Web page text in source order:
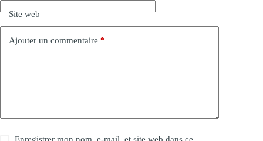
Site web
Ajouter un commentaire *
Enregistrer mon nom, e-mail, et site web dans ce